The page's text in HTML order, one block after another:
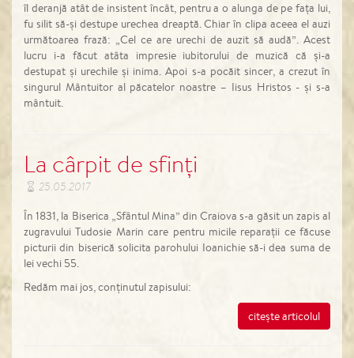
îl deranjă atât de insistent încât, pentru a o alunga de pe fața lui,
fu silit să-și destupe urechea dreaptă. Chiar în clipa aceea el auzi
următoarea frază: „Cel ce are urechi de auzit să audă”. Acest
lucru i-a făcut atâta impresie iubitorului de muzică că și-a
destupat și urechile și inima. Apoi s-a pocăit sincer, a crezut în
singurul Mântuitor al păcatelor noastre – Iisus Hristos - și s-a
mântuit.
La cârpit de sfinți
25.05.2017
În 1831, la Biserica „Sfântul Mina” din Craiova s-a găsit un zapis al
zugravului Tudosie Marin care pentru micile reparații ce făcuse
picturii din biserică solicita parohului Ioanichie să-i dea suma de
lei vechi 55.
Redăm mai jos, conținutul zapisului:
citește articolul